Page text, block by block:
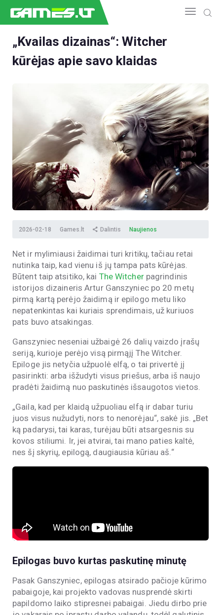
NAUJIENOS
VIDEO
APŽVALGOS
ŽAIDIMAI
„Kvailas dizainas“: Witcher
kūrėjas apie savo klaidas
2026-02-18 Games.lt Dalintis Naujienos
Net ir mylimiausi žaidimai turi kritikų, tačiau retai
nutinka taip, kad vienu iš jų tampa pats kūrėjas.
Būtent taip atsitiko, kai The Witcherpagrindinis
istorijos dizaineris Artur Ganszyniec po 20 metų
pirmą kartą perėjo žaidimą ir epilogo metu liko
nepatenkintas kai kuriais sprendimais, už kuriuos
pats buvo atsakingas.
Ganszyniec neseniai užbaigė 26 dalių vaizdo įrašų
seriją, kurioje perėjo visą pirmąjį The Witcher.
Epiloge jis netyčia užpuolė elfą, o tai privertė jį
pasirinkti: arba išžudyti visus priešus, arba iš naujo
pradėti žaidimą nuo paskutinės išsaugotos vietos.
„Gaila, kad per klaidą užpuoliau elfą ir dabar turiu
juos visus nužudyti, nors to nenorėjau“, sakė jis. „Bet
ką padarysi, tai karas, turėjau būti atsargesnis su
kovos stiliumi. Ir, jei atvirai, tai mano paties kaltė,
nes šį skyrių, epilogą, daugiausia kūriau aš.“
Epilogas buvo kurtas paskutinę minutę
Pasak Ganszyniec, epilogas atsirado pačioje kūrimo
pabaigoje, kai projekto vadovas nusprendė skirti
papildomo laiko stipresnei pabaigai. Jiedu dirbo prie